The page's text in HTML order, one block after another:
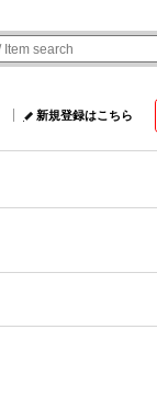
新規登録はこちら